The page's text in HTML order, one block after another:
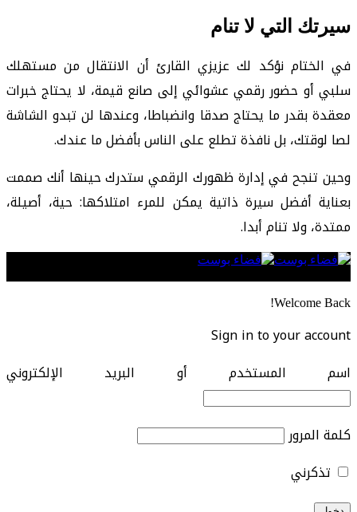
سيرتك التي لا تنام
في الختام نؤكد لك عزيزي القارئ أن الانتقال من مستهلك
سلبي أو حضور رقمي عشوائي إلى صانع قيمة، لا يحتاج خبرات
معقدة بقدر ما يحتاج صدقا وانضباطا، وعندها لن تبدو الشاشة
لصا لوقتك، بل نافذة تطلع على الناس بأفضل ما عندك.
وحين تنجح في إدارة ظهورك الرقمي ستدرك حينها أنك صممت
بعناية أفضل سيرة ذاتية يمكن للمرء امتلاكها: حية، أصيلة،
ممتدة، ولا تنام أبدا.
Welcome Back!
Sign in to your account
اسم المستخدم أو البريد الإلكتروني
كلمة المرور
تذكرني